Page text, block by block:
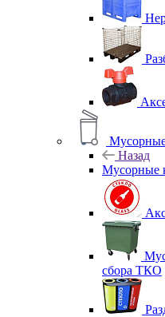
Назад
Мусорные
сбора ТКО